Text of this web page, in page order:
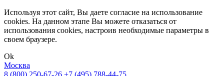
Используя этот сайт, Вы даете согласие на использование
cookies. На данном этапе Вы можете отказаться от
использования cookies, настроив необходимые параметры в
своем браузере.
Ok
Москва
8 (800) 250-67-26 +7 (495) 788-44-75